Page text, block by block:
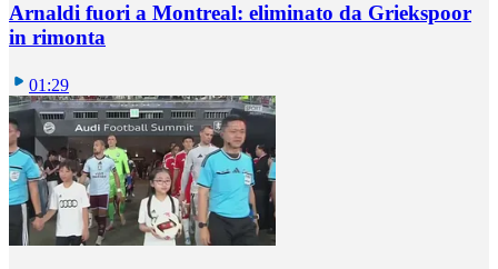
Arnaldi fuori a Montreal: eliminato da Griekspoor
in rimonta
01:29